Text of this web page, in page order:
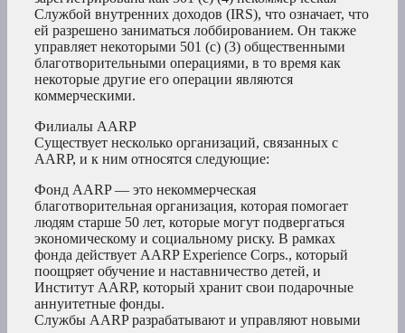
Службой внутренних доходов (IRS), что означает, что
ей разрешено заниматься лоббированием. Он также
управляет некоторыми 501 (c) (3) общественными
благотворительными операциями, в то время как
некоторые другие его операции являются
коммерческими.
Филиалы AARP
Существует несколько организаций, связанных с
AARP, и к ним относятся следующие:
Фонд AARP — это некоммерческая
благотворительная организация, которая помогает
людям старше 50 лет, которые могут подвергаться
экономическому и социальному риску. В рамках
фонда действует AARP Experience Corps., который
поощряет обучение и наставничество детей, и
Институт AARP, который хранит свои подарочные
аннуитетные фонды.
Службы AARP разрабатывают и управляют новыми